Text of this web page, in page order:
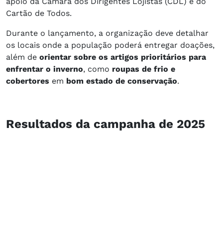
Cartão de Todos.
Durante o lançamento, a organização deve detalhar
os locais onde a população poderá entregar doações,
além de orientar sobre os artigos prioritários para
enfrentar o inverno, como roupas de frio e
cobertores em bom estado de conservação.
Resultados da campanha de 2025